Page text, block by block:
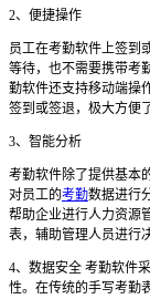
2、便捷操作
员工在考勤软件上签到
等待，也不需要携带考
勤软件还支持移动端操
签到或签退，极大方便
3、智能分析
考勤软件除了提供基本
对员工的考勤数据进行
帮助企业进行人力资源
表，辅助管理人员进行
4、数据安全 考勤软件
性。在传统的手写考勤